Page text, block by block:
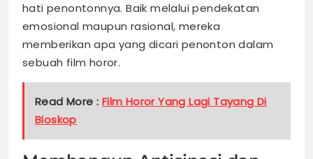
hati penontonnya. Baik melalui pendekatan
emosional maupun rasional, mereka
memberikan apa yang dicari penonton dalam
sebuah film horor.
Read More : Film Horor Yang Lagi Tayang Di
Bioskop